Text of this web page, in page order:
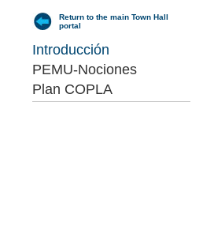
Return to the main Town Hall
portal
Introducción
PEMU-Nociones
Plan COPLA